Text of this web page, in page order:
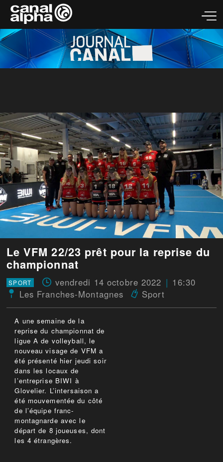
Le VFM 22/23 prêt pour la reprise du
championnat
SPORT vendredi 14 octobre 2022
16:30
Les Franches-Montagnes
Sport
A une semaine de la
reprise du championnat de
ligue A de volleyball, le
nouveau visage de VFM a
été présenté hier jeudi soir
dans les locaux de
l’entreprise BIWI à
Glovelier. L’intersaison a
été mouvementée du côté
de l’équipe franc-
montagnarde avec le
départ de 8 joueuses, dont
les 4 étrangères.